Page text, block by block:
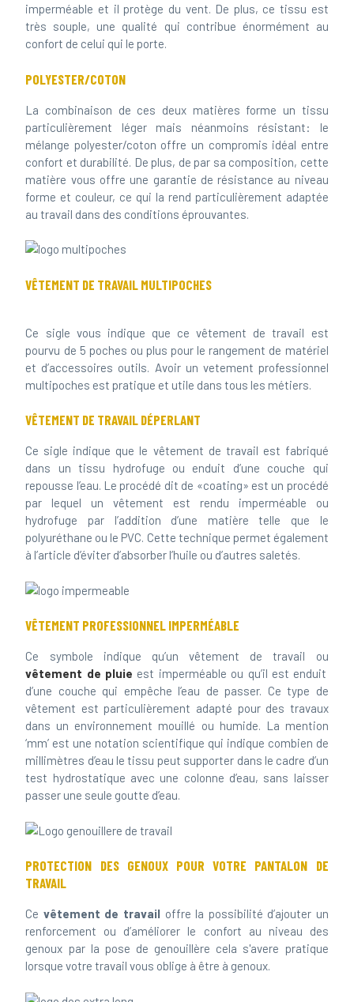
imperméable et il protège du vent. De plus, ce tissu est
très souple, une qualité qui contribue énormément au
confort de celui qui le porte.
POLYESTER/COTON
La combinaison de ces deux matières forme un tissu
particulièrement léger mais néanmoins résistant: le
mélange polyester/coton offre un compromis idéal entre
confort et durabilité. De plus, de par sa composition, cette
matière vous offre une garantie de résistance au niveau
forme et couleur, ce qui la rend particulièrement adaptée
au travail dans des conditions éprouvantes.
VÊTEMENT DE TRAVAIL MULTIPOCHES
Ce sigle vous indique que ce vêtement de travail est
pourvu de 5 poches ou plus pour le rangement de matériel
et d’accessoires outils. Avoir un vetement professionnel
multipoches est pratique et utile dans tous les métiers.
VÊTEMENT DE TRAVAIL DÉPERLANT
Ce sigle indique que le vêtement de travail est fabriqué
dans un tissu hydrofuge ou enduit d’une couche qui
repousse l’eau. Le procédé dit de «coating» est un procédé
par lequel un vêtement est rendu imperméable ou
hydrofuge par l’addition d’une matière telle que le
polyuréthane ou le PVC. Cette technique permet également
à l’article d’éviter d’absorber l’huile ou d’autres saletés.
VÊTEMENT PROFESSIONNEL IMPERMÉABLE
Ce symbole indique qu’un vêtement de travail ou
vêtement de pluie est imperméable ou qu’il est enduit
d’une couche qui empêche l’eau de passer. Ce type de
vêtement est particulièrement adapté pour des travaux
dans un environnement mouillé ou humide. La mention
‘mm’ est une notation scientifique qui indique combien de
millimètres d’eau le tissu peut supporter dans le cadre d’un
test hydrostatique avec une colonne d’eau, sans laisser
passer une seule goutte d’eau.
PROTECTION DES GENOUX POUR VOTRE PANTALON DE
TRAVAIL
Ce vêtement de travail offre la possibilité d’ajouter un
renforcement ou d’améliorer le confort au niveau des
genoux par la pose de genouillère cela s'avere pratique
lorsque votre travail vous oblige à être à genoux.